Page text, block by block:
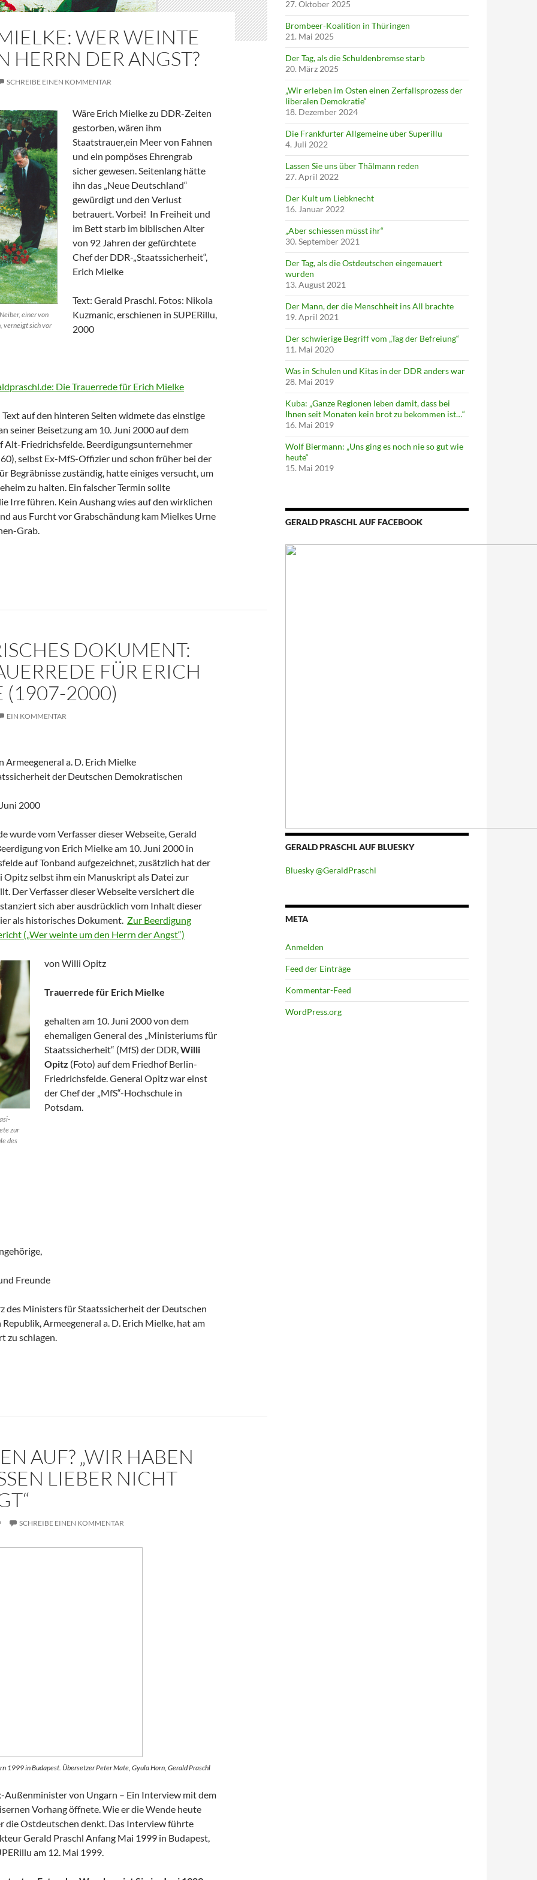
WER WEINTE
HERRN DER ANGST?
SCHREIBE EINEN KOMMENTAR
einer von
verneigt sich vor
Wäre Erich Mielke zu DDR-Zeiten
gestorben, wären ihm
Staatstrauer,ein Meer von Fahnen
und ein pompöses Ehrengrab
sicher gewesen. Seitenlang hätte
ihn das „Neue Deutschland“
gewürdigt und den Verlust
betrauert. Vorbei! In Freiheit und
im Bett starb im biblischen Alter
von 92 Jahren der gefürchtete
Chef der DDR-„Staatssicherheit“,
Erich Mielke
Text: Gerald Praschl. Fotos: Nikola
Kuzmanic, erschienen in SUPERillu,
2000
Die Trauerrede für Erich Mielke
auf den hinteren Seiten widmete das einstige
seiner Beisetzung am 10. Juni 2000 auf dem
Alt-Friedrichsfelde. Beerdigungsunternehmer
selbst Ex-MfS-Offizier und schon früher bei der
Begräbnisse zuständig, hatte einiges versucht, um
zu halten. Ein falscher Termin sollte
Irre führen. Kein Aushang wies auf den wirklichen
aus Furcht vor Grabschändung kam Mielkes Urne
Grab.
weinte um den Herrn der Angst?
DOKUMENT:
FÜR ERICH
(1907-2000)
EIN KOMMENTAR
Armeegeneral a. D. Erich Mielke
der Deutschen Demokratischen
2000
wurde vom Verfasser dieser Webseite, Gerald
von Erich Mielke am 10. Juni 2000 in
auf Tonband aufgezeichnet, zusätzlich hat der
selbst ihm ein Manuskript als Datei zur
Der Verfasser dieser Webseite versichert die
sich aber ausdrücklich vom Inhalt dieser
als historisches Dokument. Zur Beerdigung
(„Wer weinte um den Herrn der Angst“)
zur
des
von Willi Opitz
Trauerrede für Erich Mielke
gehalten am 10. Juni 2000 von dem
ehemaligen General des „Ministeriums für
Staatssicherheit“ (MfS) der DDR,Willi
Opitz (Foto) auf dem Friedhof Berlin-
Friedrichsfelde. General Opitz war einst
der Chef der „MfS“-Hochschule in
Potsdam.
Freunde
des Ministers für Staatssicherheit der Deutschen
Armeegeneral a. D. Erich Mielke, hat am
zu schlagen.
Die Trauerrede für Erich Mielke (1907-2000)
AUF? „WIR HABEN
LIEBER NICHT
SCHREIBE EINEN KOMMENTAR
1999 in Budapest. Übersetzer Peter Mate, Gyula Horn, Gerald Praschl
Außenminister von Ungarn – Ein Interview mit dem
Vorhang öffnete. Wie er die Wende heute
die Ostdeutschen denkt. Das Interview führte
Gerald Praschl Anfang Mai 1999 in Budapest,
am 12. Mai 1999.
27. Oktober 2025
Brombeer-Koalition in Thüringen
21. Mai 2025
Der Tag, als die Schuldenbremse starb
20. März 2025
„Wir erleben im Osten einen Zerfallsprozess der
liberalen Demokratie“
18. Dezember 2024
Die Frankfurter Allgemeine über Superillu
4. Juli 2022
Lassen Sie uns über Thälmann reden
27. April 2022
Der Kult um Liebknecht
16. Januar 2022
„Aber schiessen müsst ihr“
30. September 2021
Der Tag, als die Ostdeutschen eingemauert
wurden
13. August 2021
Der Mann, der die Menschheit ins All brachte
19. April 2021
Der schwierige Begriff vom „Tag der Befreiung“
11. Mai 2020
Was in Schulen und Kitas in der DDR anders war
28. Mai 2019
Kuba: „Ganze Regionen leben damit, dass bei
Ihnen seit Monaten kein brot zu bekommen ist…“
16. Mai 2019
Wolf Biermann: „Uns ging es noch nie so gut wie
heute“
15. Mai 2019
GERALD PRASCHL AUF FACEBOOK
GERALD PRASCHL AUF BLUESKY
Bluesky @GeraldPraschl
META
Anmelden
Feed der Einträge
Kommentar-Feed
WordPress.org